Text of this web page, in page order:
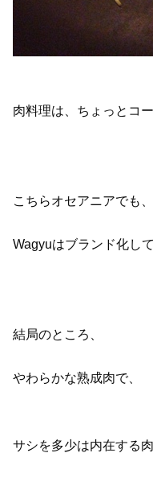
肉料理は、ちょっとコ
こちらオセアニアでも、
Wagyuはブランド化し
結局のところ、
やわらかな熟成肉で、
サシを多少は内在する肉